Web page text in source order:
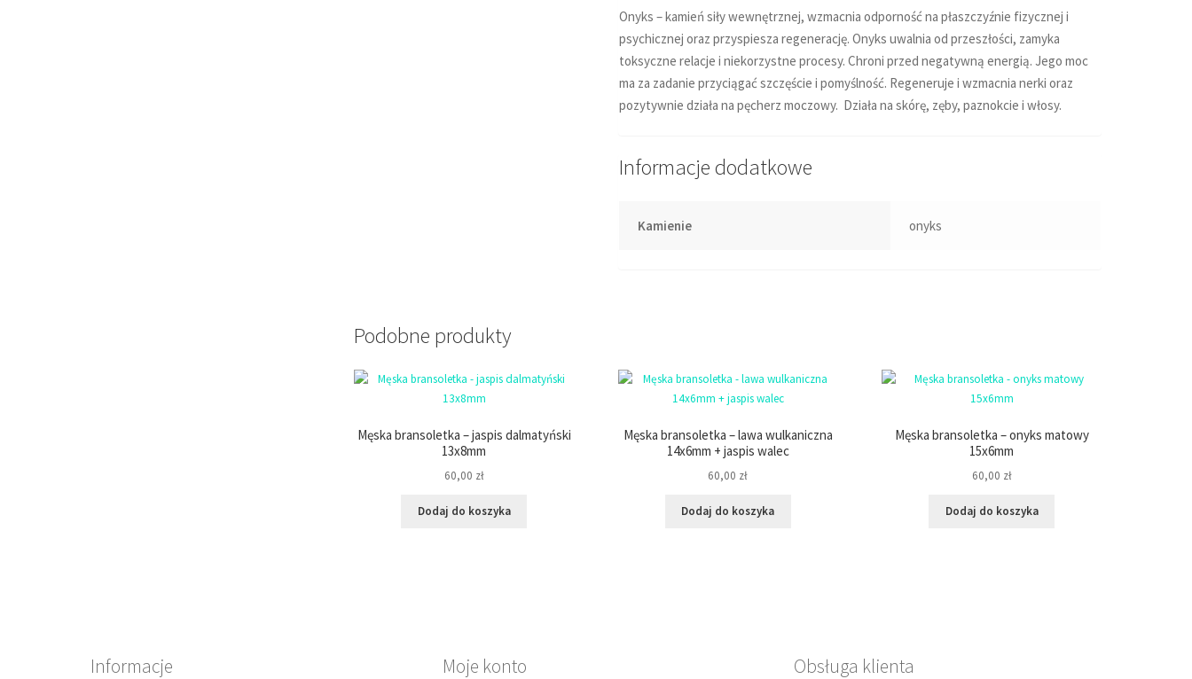
Onyks – kamień siły wewnętrznej, wzmacnia odporność na płaszczyźnie fizycznej i
psychicznej oraz przyspiesza regenerację. Onyks uwalnia od przeszłości, zamyka
toksyczne relacje i niekorzystne procesy. Chroni przed negatywną energią. Jego moc
ma za zadanie przyciągać szczęście i pomyślność. Regeneruje i wzmacnia nerki oraz
pozytywnie działa na pęcherz moczowy. Działa na skórę, zęby, paznokcie i włosy.
Informacje dodatkowe
Kamienie onyks
Podobne produkty
Męska bransoletka – jaspis dalmatyński
13x8mm
60,00 zł
Dodaj do koszyka
Męska bransoletka – lawa wulkaniczna
14x6mm + jaspis walec
60,00 zł
Dodaj do koszyka
Męska bransoletka – onyks matowy
15x6mm
60,00 zł
Dodaj do koszyka
Informacje Moje konto Obsługa klienta